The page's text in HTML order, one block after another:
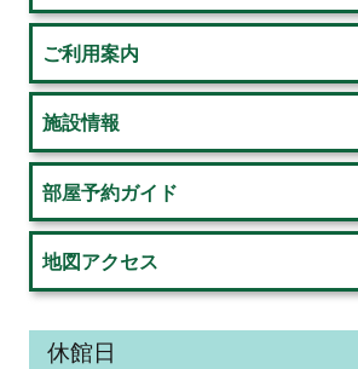
ド
バ
ー
ご利用案内
施設情報
部屋予約ガイド
地図アクセス
休館日